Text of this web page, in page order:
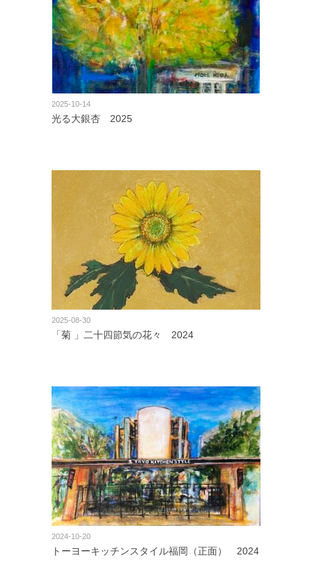
2025-10-14
光る大銀杏 2025
2025-08-30
「菊 」二十四節気の花々 2024
2024-10-20
トーヨーキッチンスタイル福岡（正面） 2024